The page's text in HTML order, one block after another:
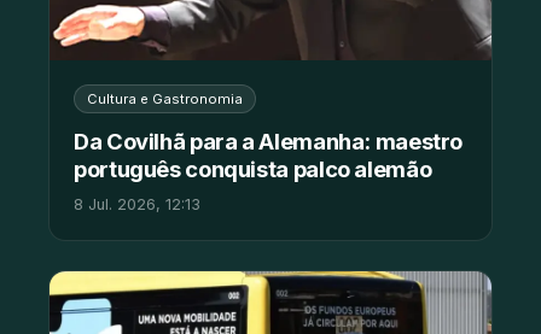
Cultura e Gastronomia
Da Covilhã para a Alemanha: maestro
português conquista palco alemão
8 Jul. 2026, 12:13